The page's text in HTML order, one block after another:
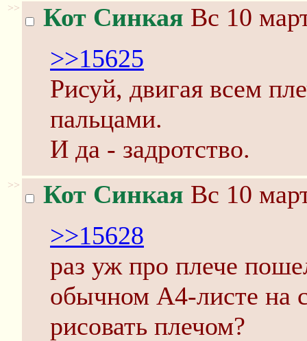
>> Кот Синкая Вс 10
>>15625
Рисуй, двигая всем
пальцами.
И да - задротство.
>> Кот Синкая Вс 10
>>15628
раз уж про плече
обычном А4-листе на
рисовать плечом?